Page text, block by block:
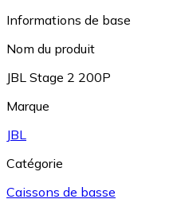
Informations de base
Nom du produit
JBL Stage 2 200P
Marque
JBL
Catégorie
Caissons de basse